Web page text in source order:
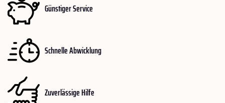
Günstiger Service
Schnelle Abwicklung
Zuverlässige Hilfe